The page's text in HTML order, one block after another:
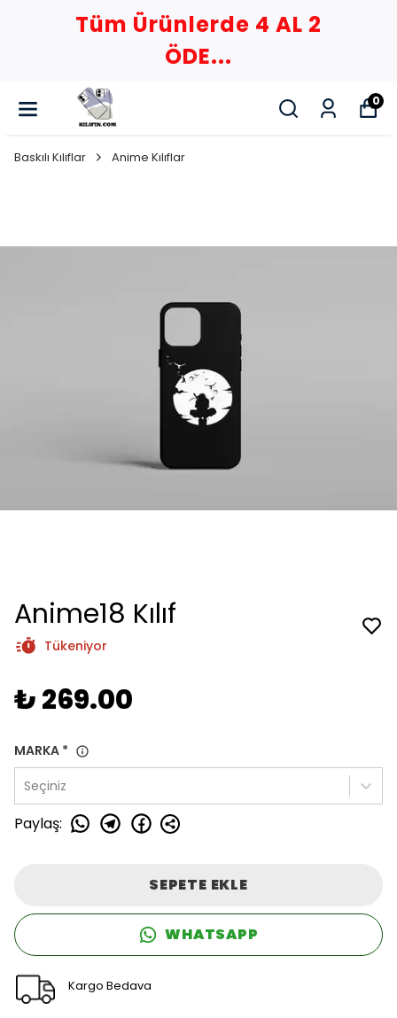
Tüm Ürünlerde 4 AL 2
ÖDE...
0
Baskılı Kılıflar Anime Kılıflar
Anime18 Kılıf
Tükeniyor
₺ 269.00
MARKA *
Seçiniz
Paylaş:
SEPETE EKLE
WHATSAPP
Kargo Bedava